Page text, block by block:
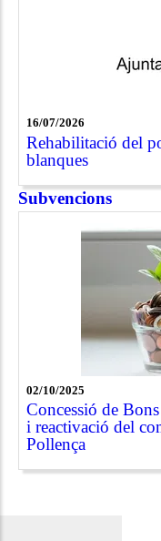
16/07/2026
Rehabilitació del
blanques
Subvencions
02/10/2025
Concessió de
i reactivació del
Pollença